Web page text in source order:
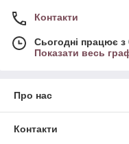
Контакти
Сьогодні працює з
Показати весь
Про нас
Контакти